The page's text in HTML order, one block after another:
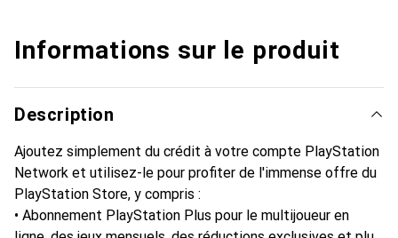
Informations sur le produit
Description
Ajoutez simplement du crédit à votre compte PlayStation
Network et utilisez-le pour profiter de l'immense offre du
PlayStation Store, y compris :
• Abonnement PlayStation Plus pour le multijoueur en